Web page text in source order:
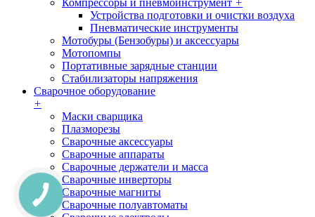
Компрессоры и пневмоинструмент +
Устройства подготовки и очистки воздуха
Пневматические инструменты
Мотобуры (Бензобуры) и аксессуары
Мотопомпы
Портативные зарядные станции
Стабилизаторы напряжения
Сварочное оборудование
+
Маски сварщика
Плазморезы
Сварочные аксессуары
Сварочные аппараты
Сварочные держатели и масса
Сварочные инверторы
Сварочные магниты
Сварочные полуавтоматы